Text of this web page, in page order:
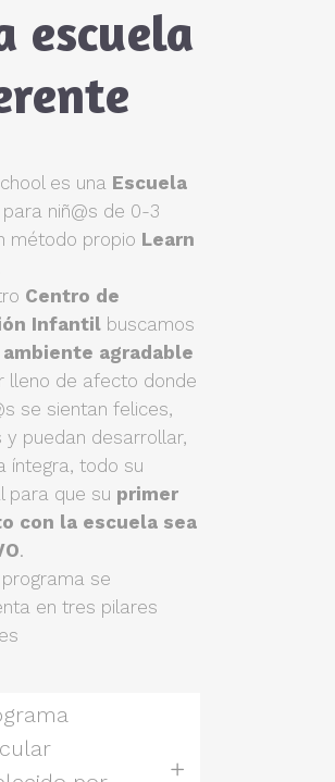
escuela
es una Escuela
para niñ@s de 0-3
método propio Learn
Centro de
Infantil buscamos
ambiente agradable
lleno de afecto donde
se sientan felices,
y puedan desarrollar,
íntegra, todo su
para que su primer
con la escuela sea
.
se
en tres pilares